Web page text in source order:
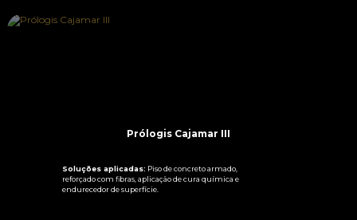
Prólogis Cajamar III
Soluções aplicadas: Piso de concreto armado,
reforçado com fibras, aplicação de cura química e
endurecedor de superfície.